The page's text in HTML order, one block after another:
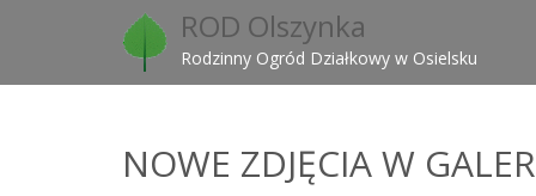
ROD Olszynka
Rodzinny Ogród Działkowy w Osielsku
NOWE ZDJĘCIA W